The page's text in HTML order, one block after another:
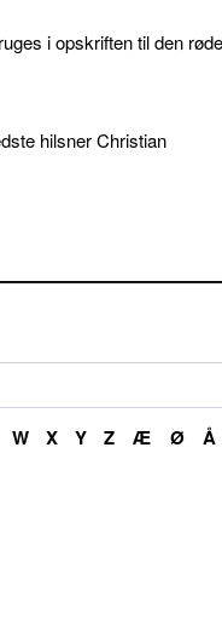
i opskriften til den
hilsner Christian
W X Y Z Æ Ø Å